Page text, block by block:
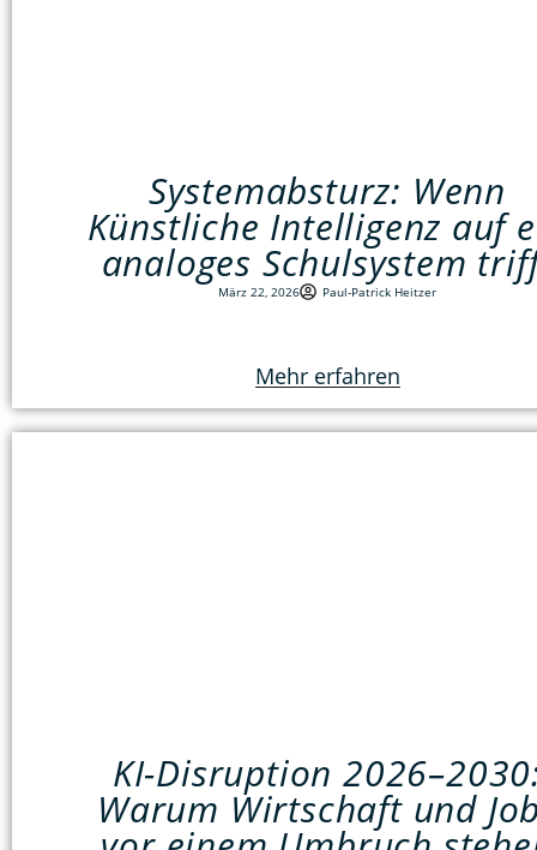
Systemabsturz: Wenn
Künstliche Intelligenz auf
analoges Schulsystem
März 22, 2026 Paul-Patrick Heitzer
Mehr erfahren
KI-Disruption
Warum Wirtschaft und